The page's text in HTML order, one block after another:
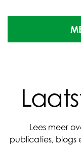
Lees meer
publicaties, blogs